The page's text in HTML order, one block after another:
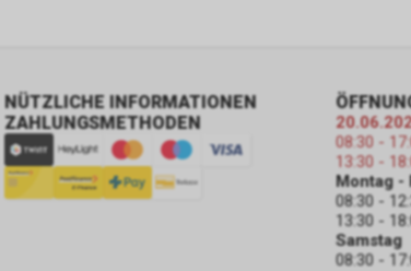
NÜTZLICHE INFORMATIONEN
ZAHLUNGSMETHODEN
08:30 -
13:30 -
Montag -
08:30 -
13:30 -
Samstag
08:30 -